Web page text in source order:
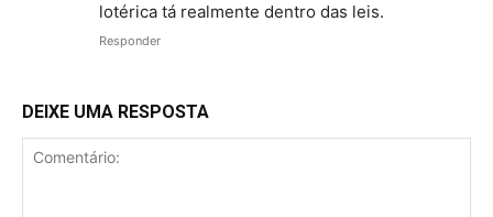
lotérica tá realmente dentro das leis.
Responder
DEIXE UMA RESPOSTA